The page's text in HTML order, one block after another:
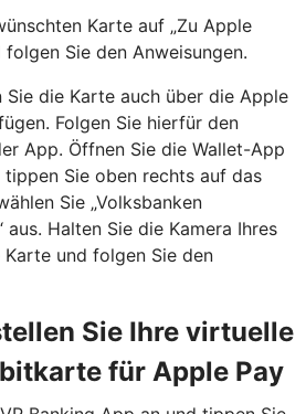
Karte auf „Zu Apple
folgen Sie den Anweisungen.
Sie die Karte auch über die Apple
Folgen Sie hierfür den
App. Öffnen Sie die Wallet-App
tippen Sie oben rechts auf das
Sie „Volksbanken
aus. Halten Sie die Kamera Ihres
Karte und folgen Sie den
Sie Ihre virtuelle
für Apple Pay